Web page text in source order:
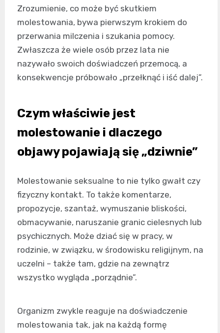
Zrozumienie, co może być skutkiem
molestowania, bywa pierwszym krokiem do
przerwania milczenia i szukania pomocy.
Zwłaszcza że wiele osób przez lata nie
nazywało swoich doświadczeń przemocą, a
konsekwencje próbowało „przełknąć i iść dalej”.
Czym właściwie jest
molestowanie i dlaczego
objawy pojawiają się „dziwnie”
Molestowanie seksualne to nie tylko gwałt czy
fizyczny kontakt. To także komentarze,
propozycje, szantaż, wymuszanie bliskości,
obmacywanie, naruszanie granic cielesnych lub
psychicznych. Może dziać się w pracy, w
rodzinie, w związku, w środowisku religijnym, na
uczelni – także tam, gdzie na zewnątrz
wszystko wygląda „porządnie”.
Organizm zwykle reaguje na doświadczenie
molestowania tak, jak na każdą formę